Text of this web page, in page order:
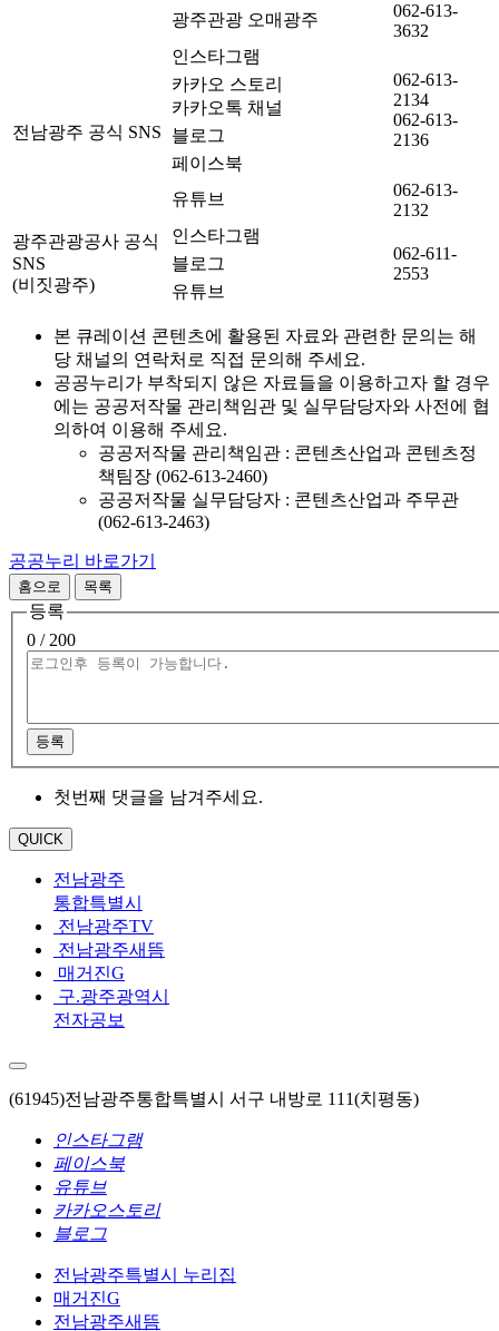
광주관광 오매광주
062-613-
3632
전남광주 공식 SNS
인스타그램
062-613-
2134
062-613-
2136
카카오 스토리
카카오톡 채널
블로그
페이스북
유튜브
062-613-
2132
광주관광공사 공식
SNS
(비짓광주)
인스타그램
062-611-
2553
블로그
유튜브
본 큐레이션 콘텐츠에 활용된 자료와 관련한 문의는 해
당 채널의 연락처로 직접 문의해 주세요.
공공누리가 부착되지 않은 자료들을 이용하고자 할 경우
에는 공공저작물 관리책임관 및 실무담당자와 사전에 협
의하여 이용해 주세요.
공공저작물 관리책임관 : 콘텐츠산업과 콘텐츠정
책팀장 (062-613-2460)
공공저작물 실무담당자 : 콘텐츠산업과 주무관
(062-613-2463)
공공누리 바로가기
홈으로 목록
등록
0 / 200
등록
첫번째 댓글을 남겨주세요.
QUICK
전남광주
통합특별시
전남광주TV
전남광주새뜸
매거진G
구.광주광역시
전자공보
(61945)전남광주통합특별시 서구 내방로 111(치평동)
인스타그램
페이스북
유튜브
카카오스토리
블로그
전남광주특별시 누리집
매거진G
전남광주새뜸